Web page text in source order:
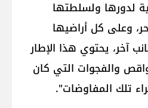
لدورها ولسلطتها
وعلى كل أراضيها
آخر، يحتوي هذا الإطار
والفجوات التي كان
تلك المفاوضات".